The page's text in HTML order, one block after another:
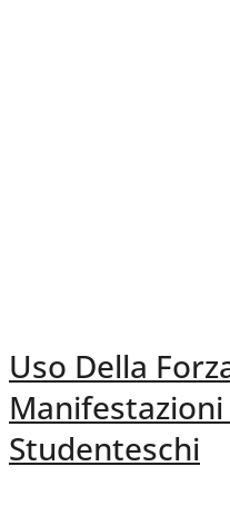
Uso Della
Studenteschi